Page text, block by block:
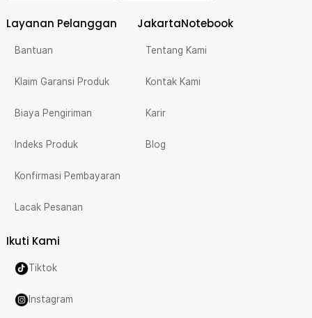
Layanan Pelanggan
Bantuan
Klaim Garansi Produk
Biaya Pengiriman
Indeks Produk
Konfirmasi Pembayaran
Lacak Pesanan
JakartaNotebook
Tentang Kami
Kontak Kami
Karir
Blog
Ikuti Kami
Tiktok
Instagram